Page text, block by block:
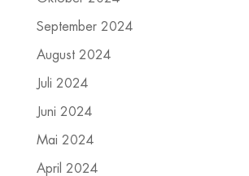
September 2024
August 2024
Juli 2024
Juni 2024
Mai 2024
April 2024